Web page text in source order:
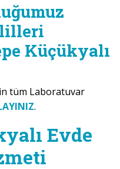
Küçükyalı
tüm Laboratuvar
.
Evde